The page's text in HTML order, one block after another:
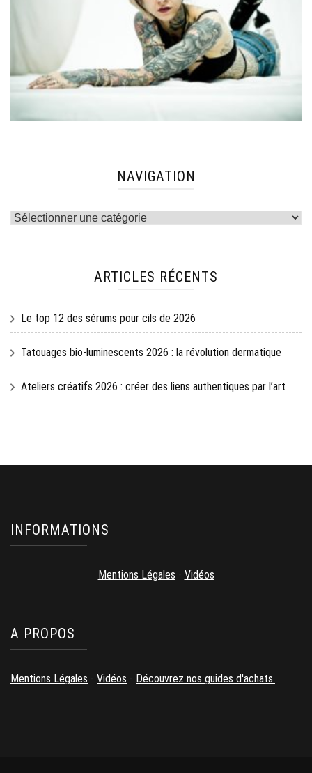
NAVIGATION
Navigation
ARTICLES RÉCENTS
Le top 12 des sérums pour cils de 2026
Tatouages bio-luminescents 2026 : la révolution dermatique
Ateliers créatifs 2026 : créer des liens authentiques par l’art
INFORMATIONS
Mentions Légales Vidéos
A PROPOS
Mentions Légales Vidéos Découvrez nos guides d'achats.